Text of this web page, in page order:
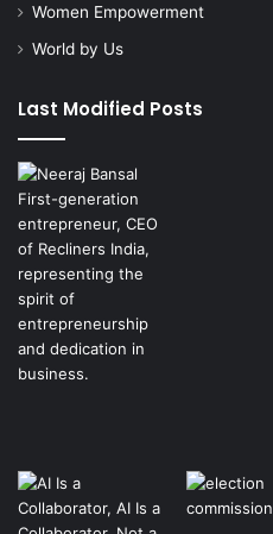
Women Empowerment
World by Us
Last Modified Posts